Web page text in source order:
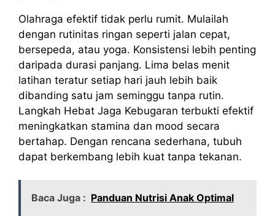
Olahraga efektif tidak perlu rumit. Mulailah
dengan rutinitas ringan seperti jalan cepat,
bersepeda, atau yoga. Konsistensi lebih penting
daripada durasi panjang. Lima belas menit
latihan teratur setiap hari jauh lebih baik
dibanding satu jam seminggu tanpa rutin.
Langkah Hebat Jaga Kebugaran terbukti efektif
meningkatkan stamina dan mood secara
bertahap. Dengan rencana sederhana, tubuh
dapat berkembang lebih kuat tanpa tekanan.
Baca Juga : Panduan Nutrisi Anak Optimal